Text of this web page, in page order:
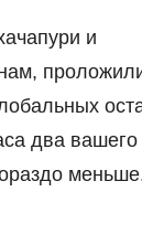
и
два вашего